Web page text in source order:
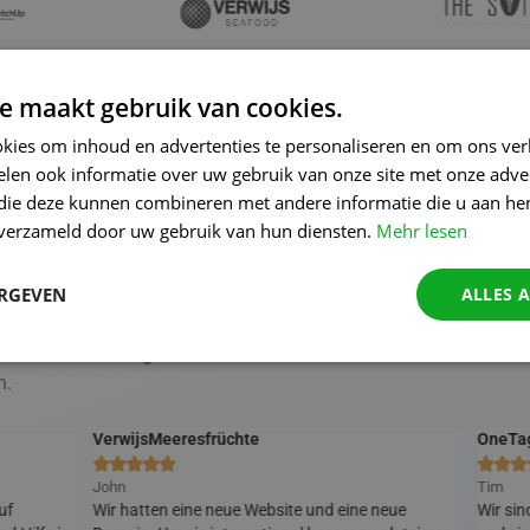
über unseren
über ihre Ergebnisse dank
VerwijsMeeresfrüchte

John
Wir hatten eine neue Website und eine neue

Tim
Wir
maakt gebruik van cookies.
om inhoud en advertenties te personaliseren en om ons
ook informatie over uw gebruik van onze site met onze
deze kunnen combineren met andere informatie die u aan
door uw gebruik van hun diensten. Mehr lesen
ALLES